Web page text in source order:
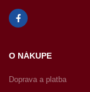
O NÁKUPE
Doprava a platba